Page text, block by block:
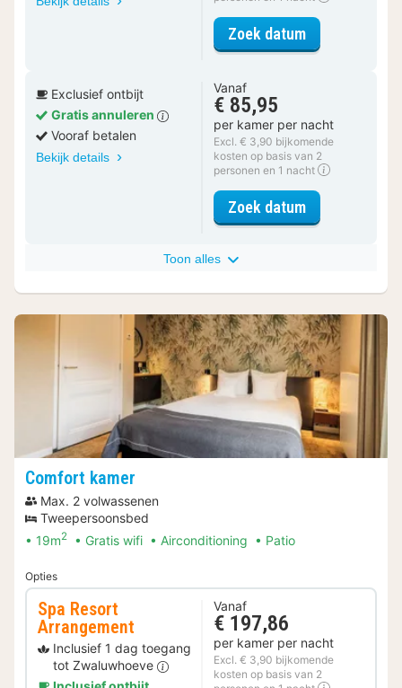
Zoek datumvoor Economy
Exclusief ontbijt
Gratis annuleren
Vooraf betalen
Bekijk details
Vanaf
€ 85,95
per kamer per nacht
Excl. € 3,90 bijkomende
kosten op basis van 2
personen en 1 nacht
Zoek datumvoor Economy
Toon alles
Comfort kamer
Max. 2 volwassenen
Tweepersoonsbed
19m2 Gratis wifi Airconditioning Patio
Opties
Spa Resort
Arrangement
Inclusief 1 dag toegang
tot Zwaluwhoeve
Vanaf
€ 197,86
per kamer per nacht
Excl. € 3,90 bijkomende
kosten op basis van 2